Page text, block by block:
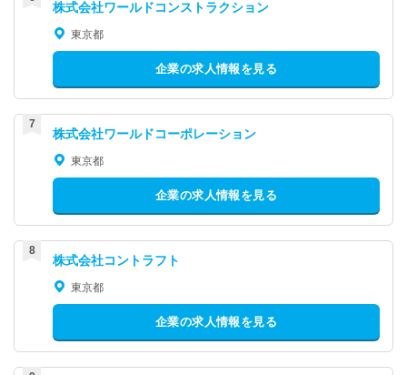
株式会社ワールドコンストラクション
東京都
企業の求人情報を見る
株式会社ワールドコーポレーション
東京都
企業の求人情報を見る
株式会社コントラフト
東京都
企業の求人情報を見る